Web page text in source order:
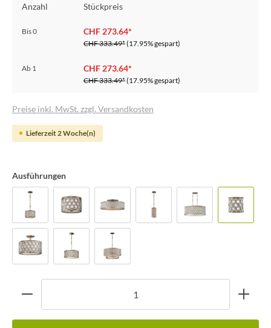
Anzahl Stückpreis
Bis0 CHF 273.64*
CHF 333.49*(17.95% gespart)
Ab 1 CHF 273.64*
CHF 333.49*(17.95% gespart)
Preise inkl. MwSt. zzgl. Versandkosten
Lieferzeit 2 Woche(n)
Ausführungen